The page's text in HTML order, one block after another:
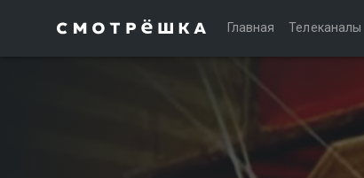
Главная Телеканалы